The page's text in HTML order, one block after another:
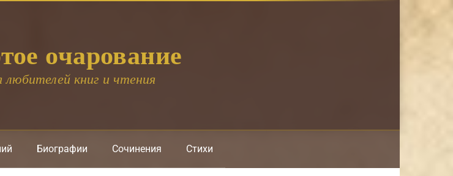
очарование
любителей книг и чтения
Биографии Сочинения Стихи